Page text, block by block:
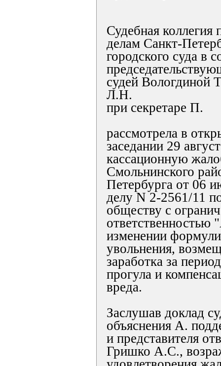
Судебная коллегия
делам Санкт-
городского суда в
судей Вологдиной
Л.Н.
при секретаре П.
рассмотрела в
заседании 29
кассационную
Смольнинского
Петербурга от 06
делу N 2-2561/11
обществу с
изменении
увольнения,
заработка за
прогула и
вреда.
Заслушав доклад
объяснения А.
и представителя
Гришко А.С.,